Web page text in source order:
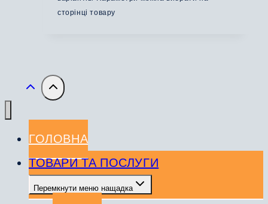
сторінці товару
ГОЛОВНА
ТОВАРИ ТА ПОСЛУГИ
Перемкнути меню нащадка